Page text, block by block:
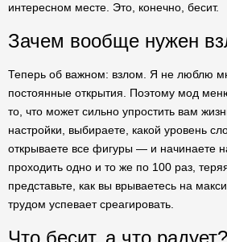
интересном месте. Это, конечно, бесит.
Зачем вообще нужен
Теперь об важном: взлом. Я не люблю
постоянные открытия. Поэтому мод
то, что может сильно упростить вам
настройки, выбираете, какой уровень
открываете все фигуры — и начинаете
проходить одно и то же по 100 раз,
представьте, как вы врываетесь на
трудом успевает среагировать.
Что бесит, а что